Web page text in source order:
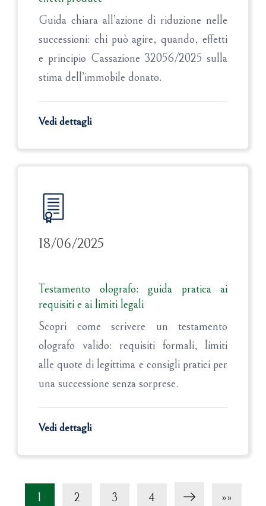
Guida chiara all’azione di riduzione nelle
successioni: chi può agire, quando, effetti
e principio Cassazione 32056/2025 sulla
stima dell’immobile donato.
Vedi dettagli
18/06/2025
Testamento olografo: guida pratica ai
requisiti e ai limiti legali
Scopri come scrivere un testamento
olografo valido: requisiti formali, limiti
alle quote di legittima e consigli pratici per
una successione senza sorprese.
Vedi dettagli
1 2 3 4 »»